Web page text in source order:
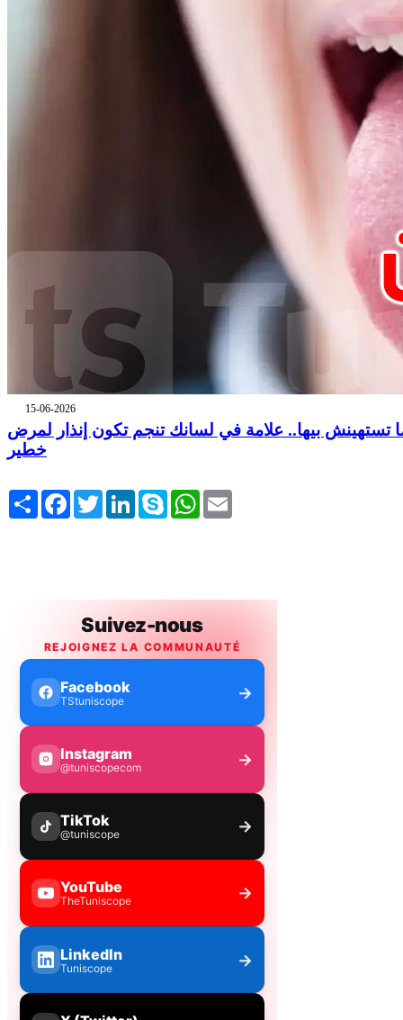
15-06-2026
تستهينش بيها.. علامة في لسانك تنجم تكون إنذار لمرض
خطير
Share FacebookTwitterLinkedInSkype WhatsApp